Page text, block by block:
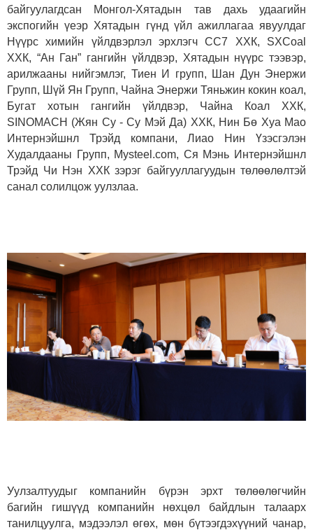
байгуулагдсан Монгол-Хятадын тав дахь удаагийн
экспогийн үеэр Хятадын гүнд үйл ажиллагаа явуулдаг
Нүүрс химийн үйлдвэрлэл эрхлэгч СС7 ХХК, SXCoal
ХХК, “Ан Ган” гангийн үйлдвэр, Хятадын нүүрс тээвэр,
арилжааны нийгэмлэг, Тиен И групп, Шан Дун Энержи
Групп, Шүй Ян Групп, Чайна Энержи Тяньжин кокин коал,
Бугат хотын гангийн үйлдвэр, Чайна Коал ХХК,
SINOMACH (Жян Су - Су Мэй Да) ХХК, Нин Бө Хуа Мао
Интернэйшнл Трэйд компани, Лиао Нин Үзэсгэлэн
Худалдааны Групп, Mysteel.com, Ся Мэнь Интернэйшнл
Трэйд Чи Нэн ХХК зэрэг байгууллагуудын төлөөлөлтэй
санал солилцож уулзлаа.
Уулзалтуудыг компанийн бүрэн эрхт төлөөлөгчийн
багийн гишүүд компанийн нөхцөл байдлын талаарх
танилцуулга, мэдээлэл өгөх, мөн бүтээгдэхүүний чанар,